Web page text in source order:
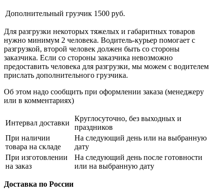
Дополнительный грузчик 1500 руб.
Для разгрузки некоторых тяжелых и габаритных товаров
нужно минимум 2 человека. Водитель-курьер помогает с
разгрузкой, второй человек должен быть со стороны
заказчика. Если со стороны заказчика невозможно
предоставить человека для разгрузки, мы можем с водителем
прислать дополнительного грузчика.
Об этом надо сообщить при оформлении заказа (менеджеру
или в комментариях)
Интервал доставки
Круглосуточно, без выходных и
праздников
При наличии
товара на складе
На следующий день или на выбранную
дату
При изготовлении
на заказ
На следующий день после готовности
или на выбранную дату
Доставка по России